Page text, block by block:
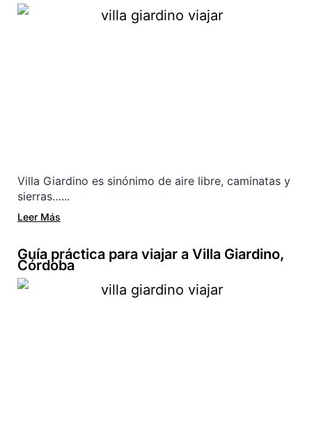
Villa Giardino es sinónimo de aire libre, caminatas y
sierras…...
Leer Más
Guía práctica para viajar a Villa Giardino,
Córdoba